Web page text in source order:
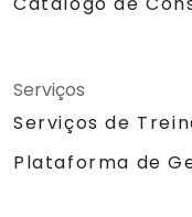
Serviços
Serviços de
Plataforma de